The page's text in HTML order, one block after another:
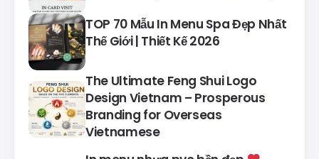
TOP 70 Mẫu In Menu Spa Đẹp Nhất
Thế Giới | Thiết Kế 2026
The Ultimate Feng Shui Logo
Design Vietnam – Prosperous
Branding for Overseas
Vietnamese